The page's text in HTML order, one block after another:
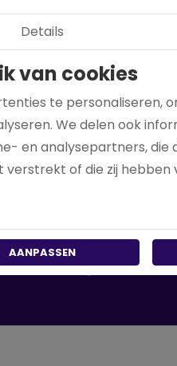
DONEER
050 - 314
Details
van cookies
te personaliseren,
We delen ook
en analysepartners, die
of die zij hebben
AANPASSEN